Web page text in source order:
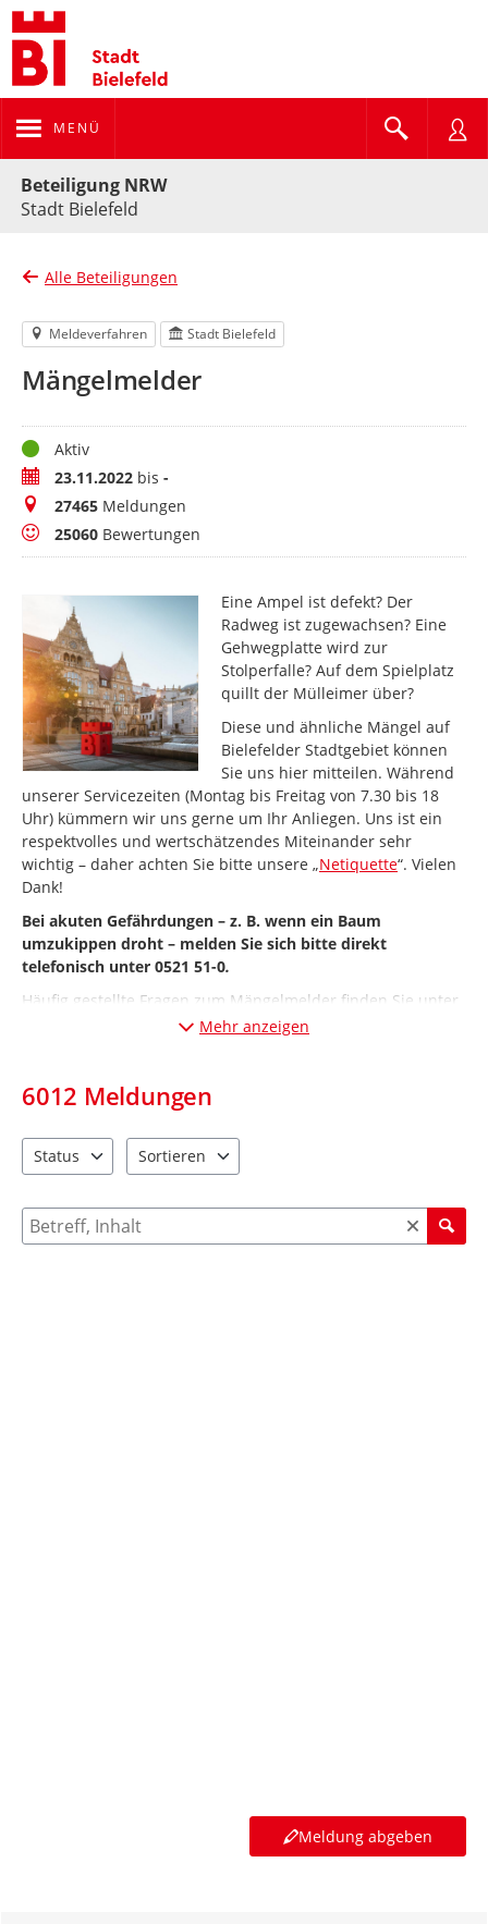
MENÜ
Beteiligung NRW
Stadt Bielefeld
Alle Beteiligungen
Meldeverfahren Stadt Bielefeld
Mängelmelder
StatusAktiv
Zeitraum23.11.2022 bis -
Meldungen
27465 Meldungen
Bewertungen
25060 Bewertungen
Eine Ampel ist defekt? Der
Radweg ist zugewachsen? Eine
Gehwegplatte wird zur
Stolperfalle? Auf dem Spielplatz
quillt der Mülleimer über?
Diese und ähnliche Mängel auf
Bielefelder Stadtgebiet können
Sie uns hier mitteilen. Während
unserer Servicezeiten (Montag bis Freitag von 7.30 bis 18
Uhr) kümmern wir uns gerne um Ihr Anliegen. Uns ist ein
respektvolles und wertschätzendes Miteinander sehr
wichtig – daher achten Sie bitte unsere „Netiquette“. Vielen
Dank!
Bei akuten Gefährdungen – z. B. wenn ein Baum
umzukippen droht – melden Sie sich bitte direkt
telefonisch unter 0521 51-0.
Häufig gestellte Fragen zum Mängelmelder finden Sie unter
„Informationen“ (Desktop-Ansicht: links; Mobil-Ansicht:
Mehr anzeigen
6012 Meldungen
Status
Sortieren
Suche nach Meldungen und Kommentaren
Meldung abgeben